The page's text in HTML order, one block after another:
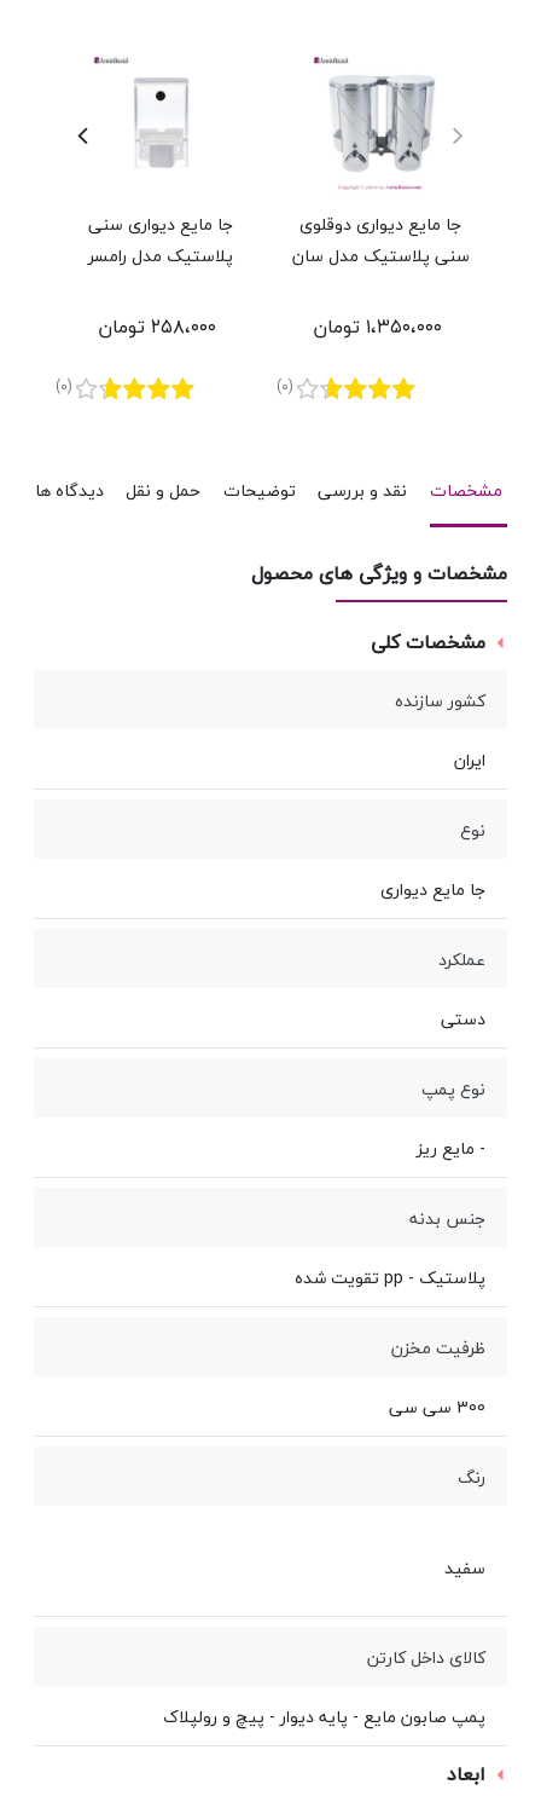
جا مایع دیواری دوقلوی
سنی پلاستیک مدل سان
۱،۳۵۰،۰۰۰ تومان
(0)
جا مایع دیواری سنی
پلاستیک مدل رامسر
۲۵۸،۰۰۰ تومان
(0)
مشخصات نقد و بررسی توضیحات حمل و نقل دیدگاه ها
مشخصات و ویژگی های محصول
مشخصات کلی
کشور سازنده
ایران
نوع
جا مایع دیواری
عملکرد
دستی
نوع پمپ
- مایع ریز
جنس بدنه
پلاستیک - pp تقویت شده
ظرفیت مخزن
300 سی سی
رنگ
سفید
کالای داخل کارتن
پمپ صابون مایع - پایه دیوار - پیچ و رولپلاک
ابعاد